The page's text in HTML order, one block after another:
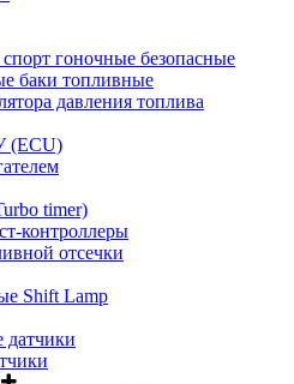
гоночные безопасные
баки топливные
давления топлива
(ECU)
timer)
контроллеры
отсечки
Shift Lamp
датчики